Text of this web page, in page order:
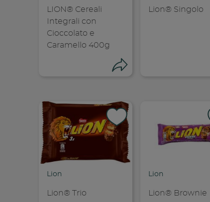
LION® Cereali
Integrali con
Cioccolato e
Caramello 400g
Condividi
Condividi
Copia
Lion® Singolo
Lion
Lion® Trio
Lion
Lion® Brownie